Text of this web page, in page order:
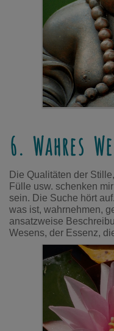
6. Wahres
Die Qualitäten der
Fülle usw. schenken
sein. Die Suche hört
was ist, wahrnehmen,
ansatzweise
Wesens, der Essenz,